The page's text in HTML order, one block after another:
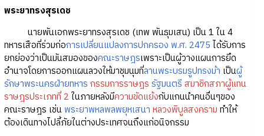
พระยาทรงสุรเดช
นายพันเอกพระยาทรงสุรเดช (เทพ พันธุมเสน) เป็น 1 ใน 4
ทหารเสือที่ร่วมก่อการเปลี่ยนแปลงการปกครอง พ.ศ. 2475 ได้รับการ
ยกย่องว่าเป็นมันสมองของคณะราษฎรเพราะเป็นผู้วางแผนการยึด
อำนาจโดยการออกแผนลวงให้มาชุมนุมที่ลานพระบรมรูปทรงม้า เป็นผู้
รักษาพระนครฝ่ายทหาร กรรมการราษฎร รัฐมนตรี สมาชิกสภาผู้แทน
ราษฎรประเภทที่ 2 ในภายหลังมีความขัดแย้งกับแกนนำคนอื่นๆของ
คณะราษฎร เช่น พระยาพหลพลพยุหเสนา หลวงพิบูลสงคราม ทำให้
ต้องเดินทางไปลี้ภัยในต่างประเทศจนถึงแก่อนิจกรรม